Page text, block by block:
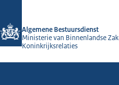
Algemene Bestuursdienst
Ministerie van Binnenlandse
Koninkrijksrelaties